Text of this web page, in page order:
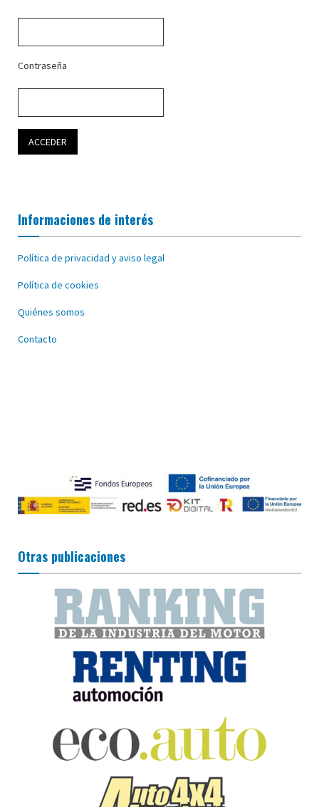
Contraseña
Informaciones de interés
Política de privacidad y aviso legal
Política de cookies
Quiénes somos
Contacto
Otras publicaciones